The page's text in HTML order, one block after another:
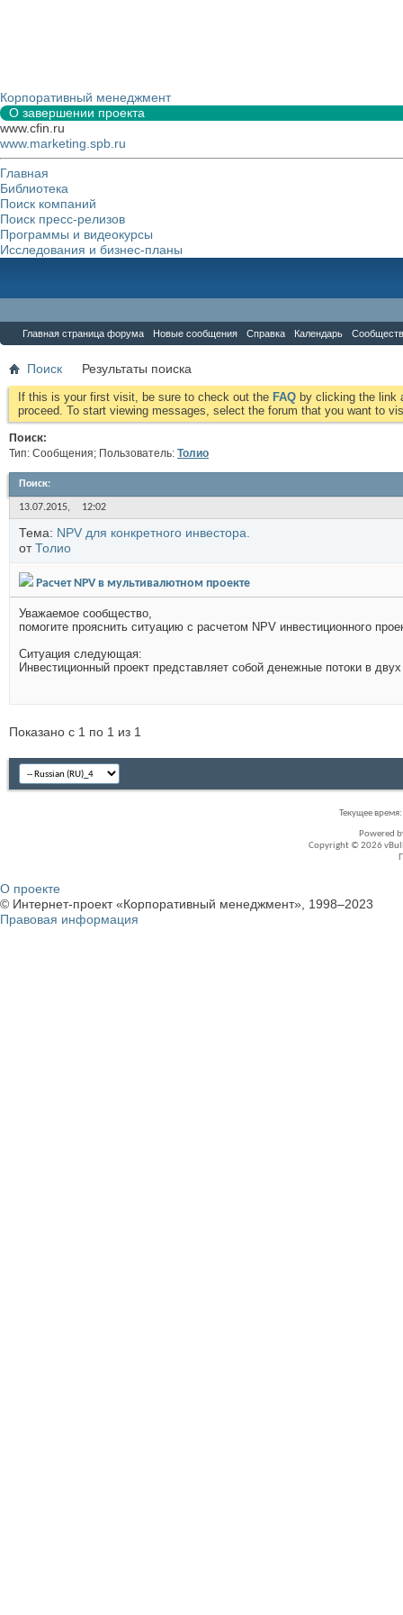
Корпоративный менеджмент
О завершении проекта
www.cfin.ru
www.marketing.spb.ru
Главная
Библиотека
Поиск компаний
Поиск пресс-релизов
Программы и видеокурсы
Исследования и бизнес-планы
Главная страница форума Новые сообщения Справка Календарь
Поиск Результаты поиска
If this is your first visit, be sure to check out the FAQ by clicking the link
proceed. To start viewing messages, select the forum that you want to
Поиск:
Тип: Сообщения; Пользователь: Толио
Поиск:
13.07.2015, 12:02
Тема: NPV для конкретного инвестора.
отТолио
Расчет NPV в мультивалютном проекте
Уважаемое сообщество,
помогите прояснить ситуацию с расчетом NPV инвестиционного
Ситуация следующая:
Инвестиционный проект представляет собой денежные потоки в
Показано с 1 по 1 из 1
Текущее время:
Powered
Copyright © 2026
О проекте
© Интернет-проект «Корпоративный менеджмент», 1998–2023
Правовая информация